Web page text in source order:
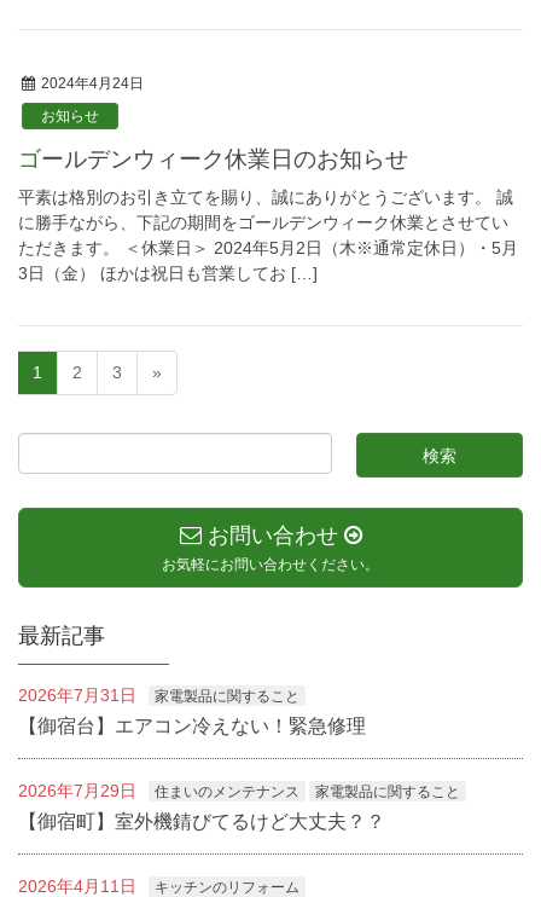
2024年4月24日
お知らせ
ゴールデンウィーク休業日のお知らせ
平素は格別のお引き立てを賜り、誠にありがとうございます。 誠
に勝手ながら、下記の期間をゴールデンウィーク休業とさせてい
ただきます。 ＜休業日＞ 2024年5月2日（木※通常定休日）・5月
3日（金） ほかは祝日も営業してお […]
1 2 3 »
お問い合わせ
お気軽にお問い合わせください。
最新記事
2026年7月31日 家電製品に関すること
【御宿台】エアコン冷えない！緊急修理
2026年7月29日 住まいのメンテナンス 家電製品に関すること
【御宿町】室外機錆びてるけど大丈夫？？
2026年4月11日 キッチンのリフォーム